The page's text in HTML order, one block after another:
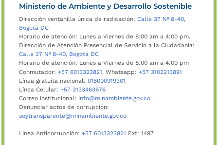
Ministerio de Ambiente y Desarrollo Sostenible
Dirección ventanilla única de radicación: Calle 37 Nº 8-40,
Bogotá DC
Horario de atención: Lunes a Viernes de 8:00 am a 4:00 pm.
Dirección de Atención Presencial de Servicio a la Ciudadanía:
Calle 37 Nº 8-40, Bogotá DC
Horario de atención: Lunes a Viernes de 8:00 am a 4:00 pm
Conmutador: +57 6013323821, Whatsapp: +57 3102213891
Línea gratuita nacional: 018000919301
Línea Celular: +57 3133463676
Correo institucional: info@minambiente.gov.co
Denunciar actos de corrupción:
soytransparente@minambiente.gov.co
Línea Anticorrupción: +57 6013323821 Ext: 1497